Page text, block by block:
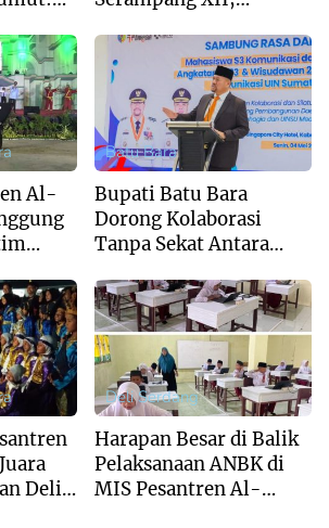
Husna Sabet Juara
Umum I
Al-
Batu Bara
Bupati Batu Bara
Dorong Kolaborasi
Tanpa Sekat Antara
Akademisi UINSU
Deli
Deli Serdang
Harapan Besar di Balik
Pelaksanaan ANBK di
MIS Pesantren Al-